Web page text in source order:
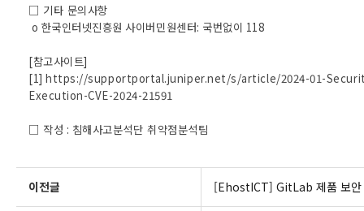
□ 기타 문의사항
o 한국인터넷진흥원 사이버민원센터: 국번없이 118
[참고사이트]
[1]https://supportportal.juniper.net/s/article/2024-01-
Execution-CVE-2024-21591
□ 작성 : 침해사고분석단 취약점분석팀
이전글 [EhostICT] GitLab 제품 보안